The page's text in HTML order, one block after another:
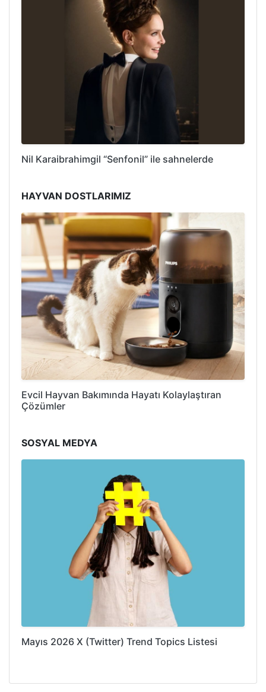
Nil Karaibrahimgil “Senfonil” ile sahnelerde
HAYVAN DOSTLARIMIZ
Evcil Hayvan Bakımında Hayatı Kolaylaştıran
Çözümler
SOSYAL MEDYA
Mayıs 2026 X (Twitter) Trend Topics Listesi